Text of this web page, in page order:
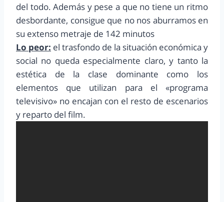
del todo. Además y pese a que no tiene un ritmo
desbordante, consigue que no nos aburramos en
su extenso metraje de 142 minutos
Lo peor: el trasfondo de la situación económica y
social no queda especialmente claro, y tanto la
estética de la clase dominante como los
elementos que utilizan para el «programa
televisivo» no encajan con el resto de escenarios
y reparto del film.